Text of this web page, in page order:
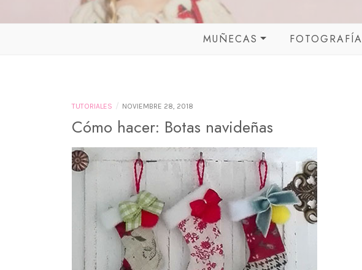
MUÑECAS
PURE NEEMO
BALL JOINTED DOLL
FOTOGRAFÍA
TUTORIALES / NOVIEMBRE 28, 2018
Cómo hacer: Botas navideñas